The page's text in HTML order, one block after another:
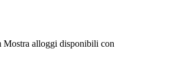
Mostra alloggi disponibili con